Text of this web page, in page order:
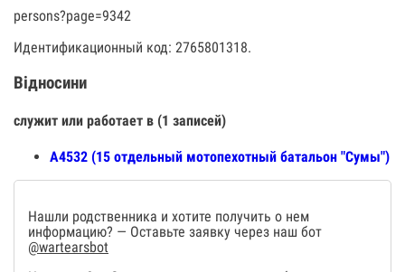
persons?page=9342
Идентификационный код: 2765801318.
Відносини
служит или работает в (1 записей)
А4532 (15 отдельный мотопехотный батальон "Сумы")
Нашли родственника и хотите получить о нем
информацию? — Оставьте заявку через наш бот
@wartearsbot